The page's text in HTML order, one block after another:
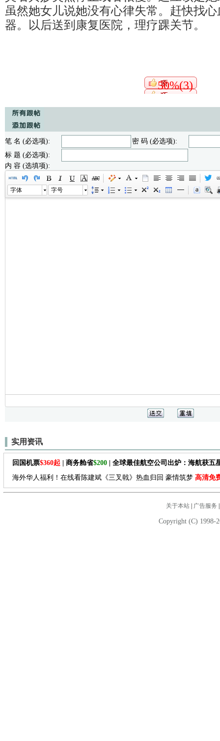
虽然她女儿说她没有心律失常。赶快找
器。以后送到康复医院，理疗踝关节。
50%(3)
笔 名 (必选项):
密 码 (必选项):
标 题 (必选项):
内 容 (选填项):
字体 字号
实用资讯
回国机票$360起 | 商务舱省$200 | 全球最佳航空公司出炉：海航获五
海外华人福利！在线看陈建斌《三叉戟》热血归回 豪情筑梦 高清免
关于本站| 广告服务
Copyright (C) 1998-